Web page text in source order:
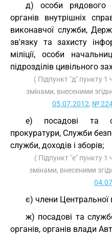
д) особи рядового
органів внутрішніх
виконавчої служби,
зв'язку та захисту
міліції, особи
підрозділів цивільного
( Підпункт "д" пункту 1
змінами, внесеними
05.07.2012, №
е) посадові та
прокуратури, Служби
служби, доходів і зборів;
( Підпункт "е" пункту 1
змінами, внесеними
є) члени Центральної
ж) посадові та
органів, органів влади